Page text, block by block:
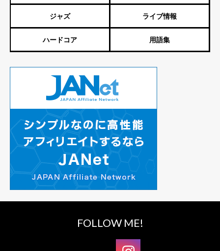
ジャズ ライブ情報
ハードコア 用語集
FOLLOW ME!